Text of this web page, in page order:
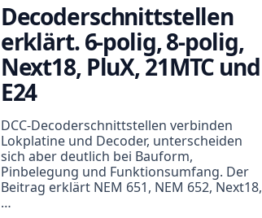
Decoderschnittstellen
erklärt. 6-polig, 8-polig,
Next18, PluX, 21MTC und
E24
DCC-Decoderschnittstellen verbinden
Lokplatine und Decoder, unterscheiden
sich aber deutlich bei Bauform,
Pinbelegung und Funktionsumfang. Der
Beitrag erklärt NEM 651, NEM 652, Next18,
…